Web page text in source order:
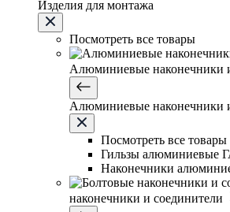
Изделия для монтажа
Посмотреть все товары
Алюминиевые наконечники
Алюминиевые наконечники
Посмотреть все товары
Гильзы алюминиевые
Наконечники
наконечники и соединители